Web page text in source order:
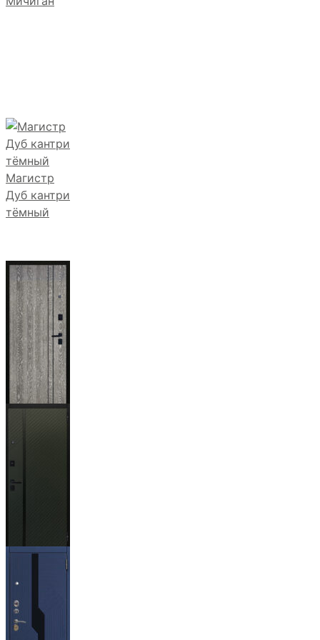
Магистр
Дуб кантри
тёмный